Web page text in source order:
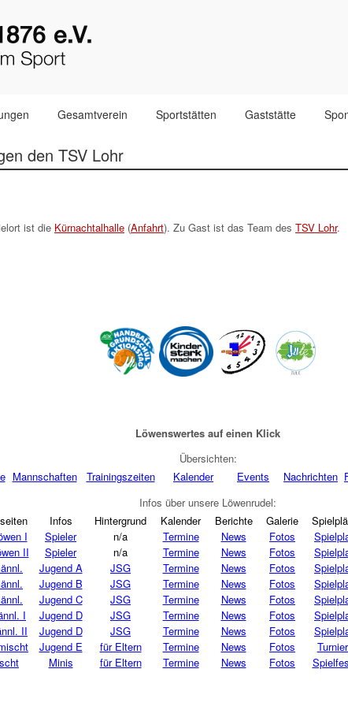
Gesamtverein Sportstätten Gaststätte
den TSV Lohr
ist die Kürnachtalhalle (Anfahrt). Zu Gast ist das Team des TSV Lohr.
Löwenswertes auf einen Klick
Übersichten:
Mannschaften Trainingszeiten Kalender Events Nachrichten
Infos über unsere Löwenrudel:
Infos Hintergrund Kalender Berichte Galerie
I
Spieler n/a Termine News Fotos
II
Spieler n/a Termine News Fotos
Jugend A JSG Termine News Fotos
Jugend B JSG Termine News Fotos
Jugend C JSG Termine News Fotos
I
Jugend D JSG Termine News Fotos
II
Jugend D JSG Termine News Fotos
Jugend E für Eltern Termine News Fotos
Minis für Eltern Termine News Fotos